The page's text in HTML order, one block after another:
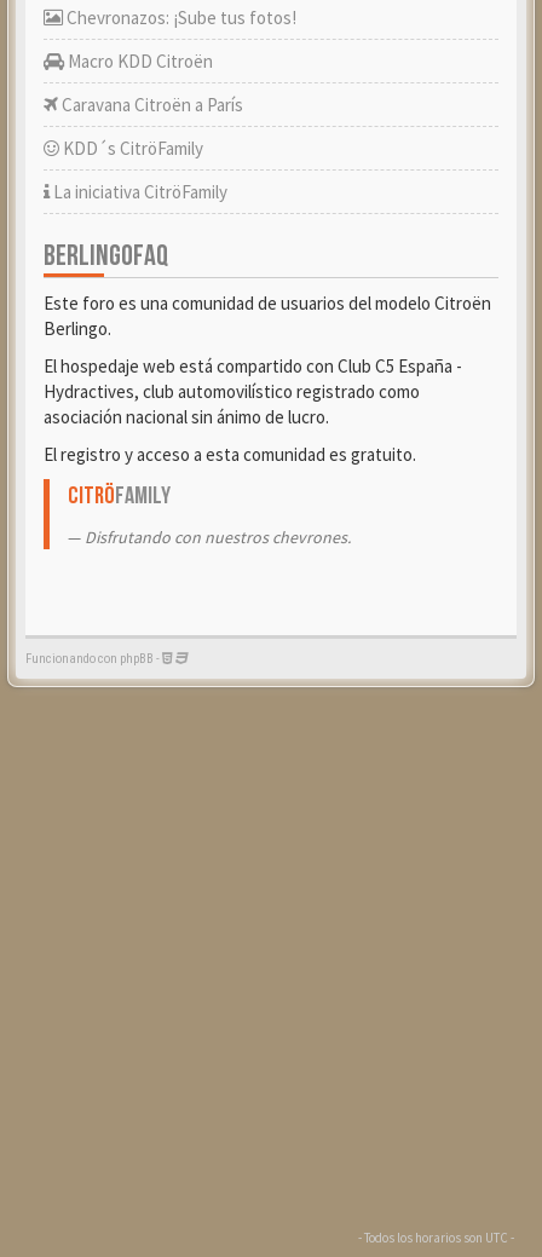
Chevronazos: ¡Sube tus fotos!
Macro KDD Citroën
Caravana Citroën a París
KDD´s CitröFamily
La iniciativa CitröFamily
BERLINGOFAQ
Este foro es una comunidad de usuarios del modelo Citroën
Berlingo.
El hospedaje web está compartido con Club C5 España -
Hydractives, club automovilístico registrado como
asociación nacional sin ánimo de lucro.
El registro y acceso a esta comunidad es gratuito.
CitröFamily
Disfrutando con nuestros chevrones.
Funcionando con phpBB -
- Todos los horarios son UTC -